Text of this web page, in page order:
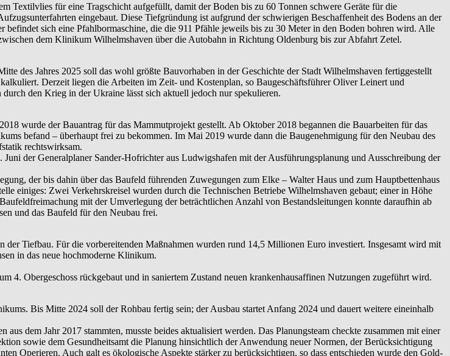
Textilvlies für eine Tragschicht aufgefüllt, damit der Boden bis zu 60 Tonnen schwere Geräte für die
eingebaut. Diese Tiefgründung ist aufgrund der schwierigen Beschaffenheit des Bodens an der
sich eine Pfahlbormaschine, die die 911 Pfähle jeweils bis zu 30 Meter in den Boden bohren wird. Alle
dem Klinikum Wilhelmshaven über die Autobahn in Richtung Oldenburg bis zur Abfahrt Zetel.
des Jahres 2025 soll das wohl größte Bauvorhaben in der Geschichte der Stadt Wilhelmshaven fertiggestellt
Derzeit liegen die Arbeiten im Zeit- und Kostenplan, so Baugeschäftsführer Oliver Leinert und
den Krieg in der Ukraine lässt sich aktuell jedoch nur spekulieren.
wurde der Bauantrag für das Mammutprojekt gestellt. Ab Oktober 2018 begannen die Bauarbeiten für das
befand – überhaupt frei zu bekommen. Im Mai 2019 wurde dann die Baugenehmigung für den Neubau des
rechtswirksam.
der Generalplaner Sander-Hofrichter aus Ludwigshafen mit der Ausführungsplanung und Ausschreibung der
der bis dahin über das Baufeld führenden Zuwegungen zum Elke – Walter Haus und zum Hauptbettenhaus
einiges: Zwei Verkehrskreisel wurden durch die Technischen Betriebe Wilhelmshaven gebaut; einer in Höhe
mit der Umverlegung der beträchtlichen Anzahl von Bestandsleitungen konnte daraufhin ab
und das Baufeld für den Neubau frei.
Tiefbau. Für die vorbereitenden Maßnahmen wurden rund 14,5 Millionen Euro investiert. Insgesamt wird mit
in das neue hochmoderne Klinikum.
4. Obergeschoss rückgebaut und in saniertem Zustand neuen krankenhausaffinen Nutzungen zugeführt wird.
Bis Mitte 2024 soll der Rohbau fertig sein; der Ausbau startet Anfang 2024 und dauert weitere eineinhalb
dem Jahr 2017 stammten, musste beides aktualisiert werden. Das Planungsteam checkte zusammen mit einer
sowie dem Gesundheitsamt die Planung hinsichtlich der Anwendung neuer Normen, der Berücksichtigung
Operieren. Auch galt es ökologische Aspekte stärker zu berücksichtigen, so dass entschieden wurde den Gold-